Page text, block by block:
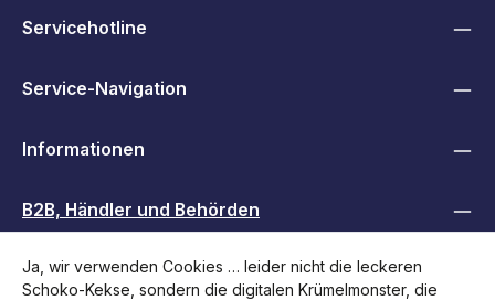
Servicehotline
Service-Navigation
Informationen
B2B, Händler und Behörden
Folge uns
Ja, wir verwenden Cookies … leider nicht die leckeren
Schoko-Kekse, sondern die digitalen Krümelmonster, die